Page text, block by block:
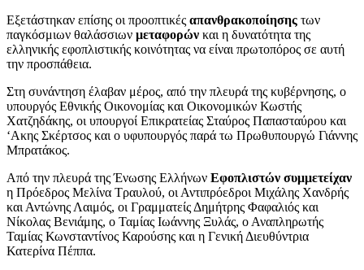
Εξετάστηκαν επίσης οι προοπτικές απανθρακοποίησης των
παγκόσμιων θαλάσσιων μεταφορών και η δυνατότητα της
ελληνικής εφοπλιστικής κοινότητας να είναι πρωτοπόρος σε αυτή
την προσπάθεια.
Στη συνάντηση έλαβαν μέρος, από την πλευρά της κυβέρνησης, ο
υπουργός Εθνικής Οικονομίας και Οικονομικών Κωστής
Χατζηδάκης, οι υπουργοί Επικρατείας Σταύρος Παπασταύρου και
‘Ακης Σκέρτσος και ο υφυπουργός παρά τω Πρωθυπουργώ Γιάννης
Μπρατάκος.
Από την πλευρά της Ένωσης Ελλήνων Εφοπλιστών συμμετείχαν
η Πρόεδρος Μελίνα Τραυλού, οι Αντιπρόεδροι Μιχάλης Χανδρής
και Αντώνης Λαιμός, οι Γραμματείς Δημήτρης Φαφαλιός και
Νίκολας Βενιάμης, ο Ταμίας Ιωάννης Ξυλάς, ο Αναπληρωτής
Ταμίας Κωνσταντίνος Καρούσης και η Γενική Διευθύντρια
Κατερίνα Πέππα.